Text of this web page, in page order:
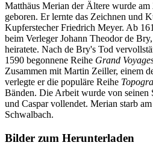
Matthäus Merian der Ältere wurde am
geboren. Er lernte das Zeichnen und
Kupferstecher Friedrich Meyer. Ab
beim Verleger Johann Theodor de
heiratete. Nach de Bry's Tod
1590 begonnene Reihe Grand
Zusammen mit Martin Zeiller, einem
verlegte er die populäre Reihe
Bänden. Die Arbeit wurde von seinen
und Caspar vollendet. Merian starb
Schwalbach.
Bilder zum Herunterladen